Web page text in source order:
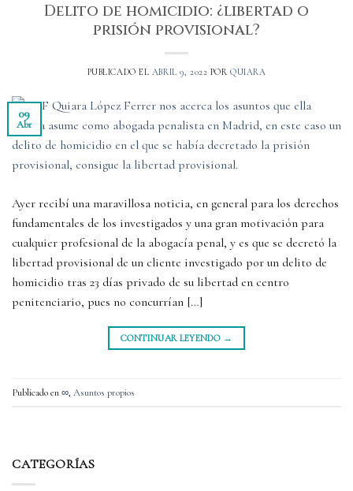
Delito de homicidio: ¿libertad o
prisión provisional?
PUBLICADO EL ABRIL 9, 2022 POR QUIARA
09
Abr
Ayer recibí una maravillosa noticia, en general para los derechos
fundamentales de los investigados y una gran motivación para
cualquier profesional de la abogacía penal, y es que se decretó la
libertad provisional de un cliente investigado por un delito de
homicidio tras 23 días privado de su libertad en centro
penitenciario, pues no concurrían […]
CONTINUAR LEYENDO →
Publicado en∞, Asuntos propios
CATEGORÍAS